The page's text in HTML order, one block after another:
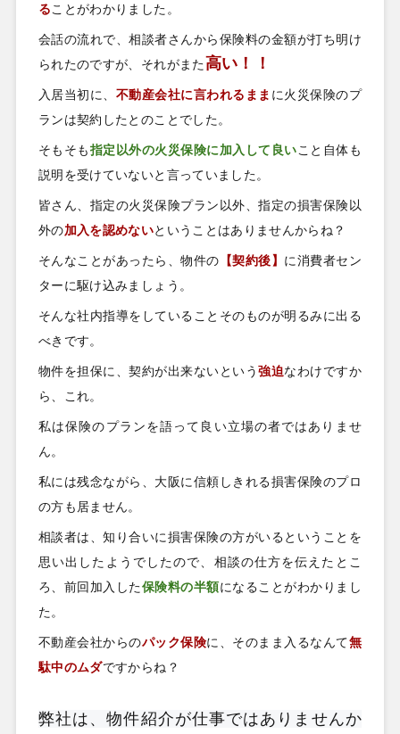
ることがわかりました。
会話の流れで、相談者さんから保険料の金額が打ち明け
られたのですが 、それがまた高い！！
入居当初に、 不動産会社に言われるまま に火災保険のプ
ランは契約したとのことでした。
そもそも指定以外の火災保険に加入して良いこと自体も
説明を受けていないと言っていました。
皆さん、指定の火災保険プラン以外、指定の損害保険以
外の加入を認めないということはありませんからね？
そんなことがあったら、物件の 【契約後】 に消費者セン
ターに駆け込みましょう。
そんな社内指導をしていることそのものが明るみに出る
べきです。
物件を担保に、契約が出来ないという強迫なわけですか
ら、これ。
私は保険のプランを語って良い立場の者ではありませ
ん。
私には残念ながら、大阪に信頼しきれる損害保険のプロ
の方も居ません。
相談者は、知り合いに損害保険の方がいるということを
思い出したようでしたので、相談の仕方を伝えたとこ
ろ、前回加入した保険料の半額になることがわかりまし
た。
不動産会社からのパック保険に、そのまま入るなんて無
駄中のムダですからね？
弊社は、物件紹介が仕事ではありませんか